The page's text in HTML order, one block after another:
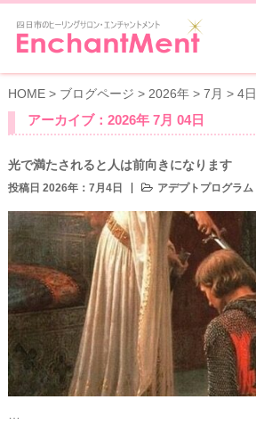
HOME> ブログページ > 2026年> 7月 > 4日
アーカイブ：2026年 7月 04日
光で満たされると人は前向きになります
投稿日 2026年：7月4日 アデプトプログラム